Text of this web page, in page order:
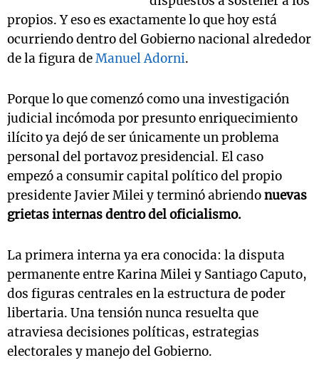
propios. Y eso es exactamente lo que hoy está
ocurriendo dentro del Gobierno nacional alrededor
de la figura deManuel Adorni.
Porque lo que comenzó como una investigación
judicial incómoda por presunto enriquecimiento
ilícito ya dejó de ser únicamente un problema
personal del portavoz presidencial. El caso
empezó a consumir capital político del propio
presidente Javier Milei y terminó abriendonuevas
grietas internas dentro del oficialismo.
La primera interna ya era conocida: la disputa
permanente entre Karina Milei y Santiago Caputo,
dos figuras centrales en la estructura de poder
libertaria. Una tensión nunca resuelta que
atraviesa decisiones políticas, estrategias
electorales y manejo del Gobierno.